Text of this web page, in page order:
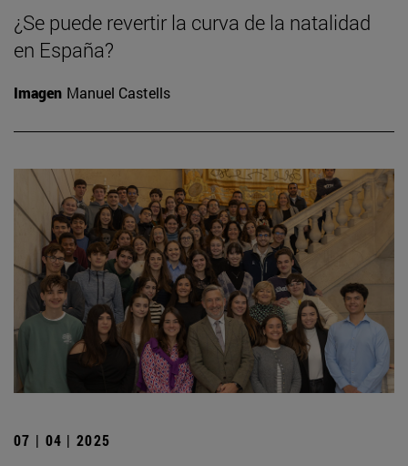
¿Se puede revertir la curva de la natalidad
en España?
Imagen Manuel Castells
07 | 04 | 2025